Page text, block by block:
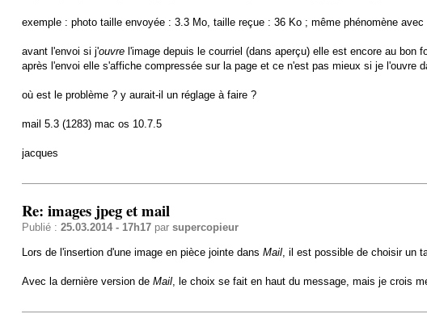
exemple : photo taille envoyée : 3.3 Mo, taille reçue : 36 Ko ; même phénomène
avant l'envoi si j'ouvrel'image depuis le courriel (dans aperçu) elle est encore au bon
après l'envoi elle s'affiche compressée sur la page et ce n'est pas mieux si je l'ouvre
où est le problème ? y aurait-il un réglage à faire ?
mail 5.3 (1283) mac os 10.7.5
jacques
Re: images jpeg et mail
Publié : 25.03.2014 - 17h17par supercopieur
Lors de l'insertion d'une image en pièce jointe dans Mail, il est possible de choisir un
Avec la dernière version de Mail, le choix se fait en haut du message, mais je crois